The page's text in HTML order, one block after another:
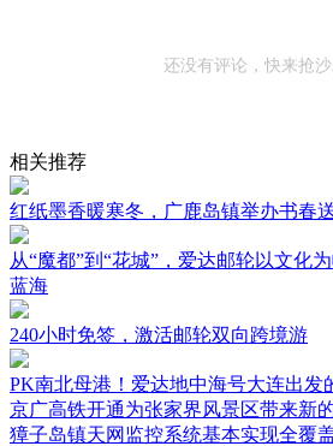
还没有评论，快来抢
相关推荐
红纸墨香暖寒冬，广鹿岛镇举办书春
从“魔都”到“花城”，爱达邮轮以文化
蓝海
240小时免签，激活邮轮双向跨境游
PK南北母港！爱达地中海号大连出发
京广高铁开通为张家界风景区带来新
獐子岛镇天网监控系统基本实现全覆